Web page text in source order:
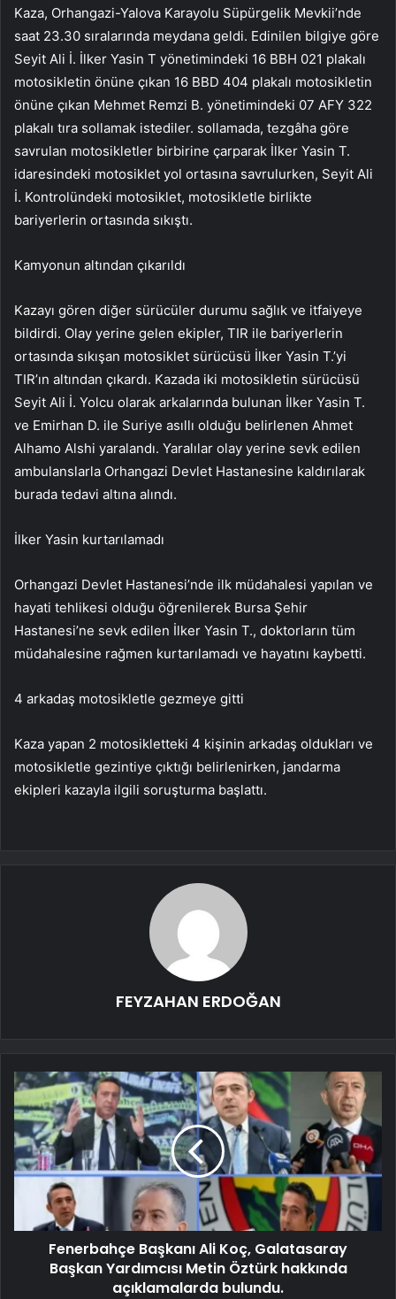
Kaza, Orhangazi-Yalova Karayolu Süpürgelik Mevkii’nde
saat 23.30 sıralarında meydana geldi. Edinilen bilgiye göre
Seyit Ali İ. İlker Yasin T yönetimindeki 16 BBH 021 plakalı
motosikletin önüne çıkan 16 BBD 404 plakalı motosikletin
önüne çıkan Mehmet Remzi B. yönetimindeki 07 AFY 322
plakalı tıra sollamak istediler. sollamada, tezgâha göre
savrulan motosikletler birbirine çarparak İlker Yasin T.
idaresindeki motosiklet yol ortasına savrulurken, Seyit Ali
İ. Kontrolündeki motosiklet, motosikletle birlikte
bariyerlerin ortasında sıkıştı.
Kamyonun altından çıkarıldı
Kazayı gören diğer sürücüler durumu sağlık ve itfaiyeye
bildirdi. Olay yerine gelen ekipler, TIR ile bariyerlerin
ortasında sıkışan motosiklet sürücüsü İlker Yasin T.’yi
TIR’ın altından çıkardı. Kazada iki motosikletin sürücüsü
Seyit Ali İ. Yolcu olarak arkalarında bulunan İlker Yasin T.
ve Emirhan D. ile Suriye asıllı olduğu belirlenen Ahmet
Alhamo Alshi yaralandı. Yaralılar olay yerine sevk edilen
ambulanslarla Orhangazi Devlet Hastanesine kaldırılarak
burada tedavi altına alındı.
İlker Yasin kurtarılamadı
Orhangazi Devlet Hastanesi’nde ilk müdahalesi yapılan ve
hayati tehlikesi olduğu öğrenilerek Bursa Şehir
Hastanesi’ne sevk edilen İlker Yasin T., doktorların tüm
müdahalesine rağmen kurtarılamadı ve hayatını kaybetti.
4 arkadaş motosikletle gezmeye gitti
Kaza yapan 2 motosikletteki 4 kişinin arkadaş oldukları ve
motosikletle gezintiye çıktığı belirlenirken, jandarma
ekipleri kazayla ilgili soruşturma başlattı.
FEYZAHAN ERDOĞAN
Fenerbahçe Başkanı Ali Koç, Galatasaray
Başkan Yardımcısı Metin Öztürk hakkında
açıklamalarda bulundu.